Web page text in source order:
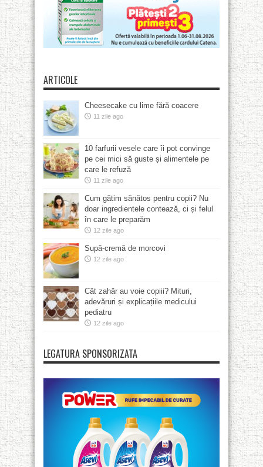
ARTICOLE
Cheesecake cu lime fără coacere
11 zile ago
10 farfurii vesele care îi pot convinge
pe cei mici să guste și alimentele pe
care le refuză
11 zile ago
Cum gătim sănătos pentru copii? Nu
doar ingredientele contează, ci și felul
în care le preparăm
12 zile ago
Supă-cremă de morcovi
12 zile ago
Cât zahăr au voie copiii? Mituri,
adevăruri și explicațiile medicului
pediatru
12 zile ago
LEGATURA SPONSORIZATA